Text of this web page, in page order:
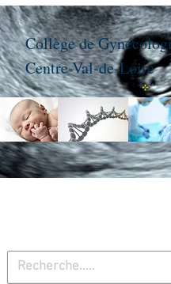
Collège de
Centre-Val-de-Loire